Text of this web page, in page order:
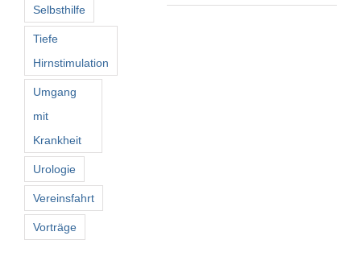
Selbsthilfe
Tiefe
Hirnstimulation
Umgang
mit
Krankheit
Urologie
Vereinsfahrt
Vorträge